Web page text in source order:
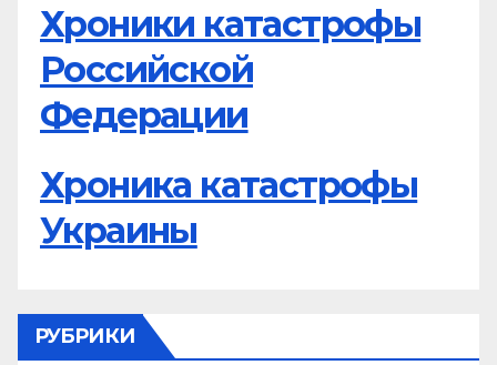
Хроники катастрофы
Российской
Федерации
Хроника катастрофы
Украины
РУБРИКИ